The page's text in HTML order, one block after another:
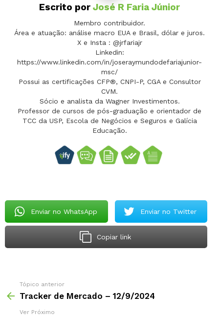
Escrito por José R Faria Júnior
Membro contribuidor.
Área e atuação: análise macro EUA e Brasil, dólar e juros.
X e Insta : @jrfariajr
Linkedin:
https://www.linkedin.com/in/joseraymundodefariajunior-
msc/
Possui as certificações CFP®, CNPI-P, CGA e Consultor
CVM.
Sócio e analista da Wagner Investimentos.
Professor de cursos de pós-graduação e orientador de
TCC da USP, Escola de Negócios e Seguros e Galícia
Educação.
Enviar no WhatsApp Enviar no Twitter
Copiar link
Tópico anterior
Tracker de Mercado – 12/9/2024
Ver Próximo